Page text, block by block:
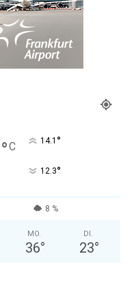
°C 14.1 °
12.3°
8 %
MO.
36°
DI.
23°